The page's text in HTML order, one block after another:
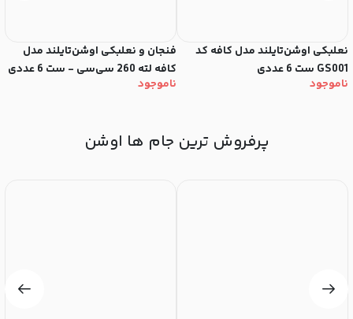
نعلبکی اوشن‌تایلند مدل کافه کد
GS001 ست 6 عددی
ناموجود
فنجان و نعلبکی اوشن‌تایلند مدل
کافه لته 260 سی‌سی - ست 6 عددی
ناموجود
پرفروش ترین جام ها اوشن